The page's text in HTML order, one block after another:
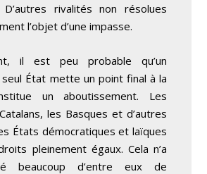
D’autres rivalités non résolues
l’objet d’une impasse.
il est peu probable qu’un
État mette un point final à la
un aboutissement. Les
les Basques et d’autres
États démocratiques et laïques
pleinement égaux. Cela n’a
beaucoup d’entre eux de